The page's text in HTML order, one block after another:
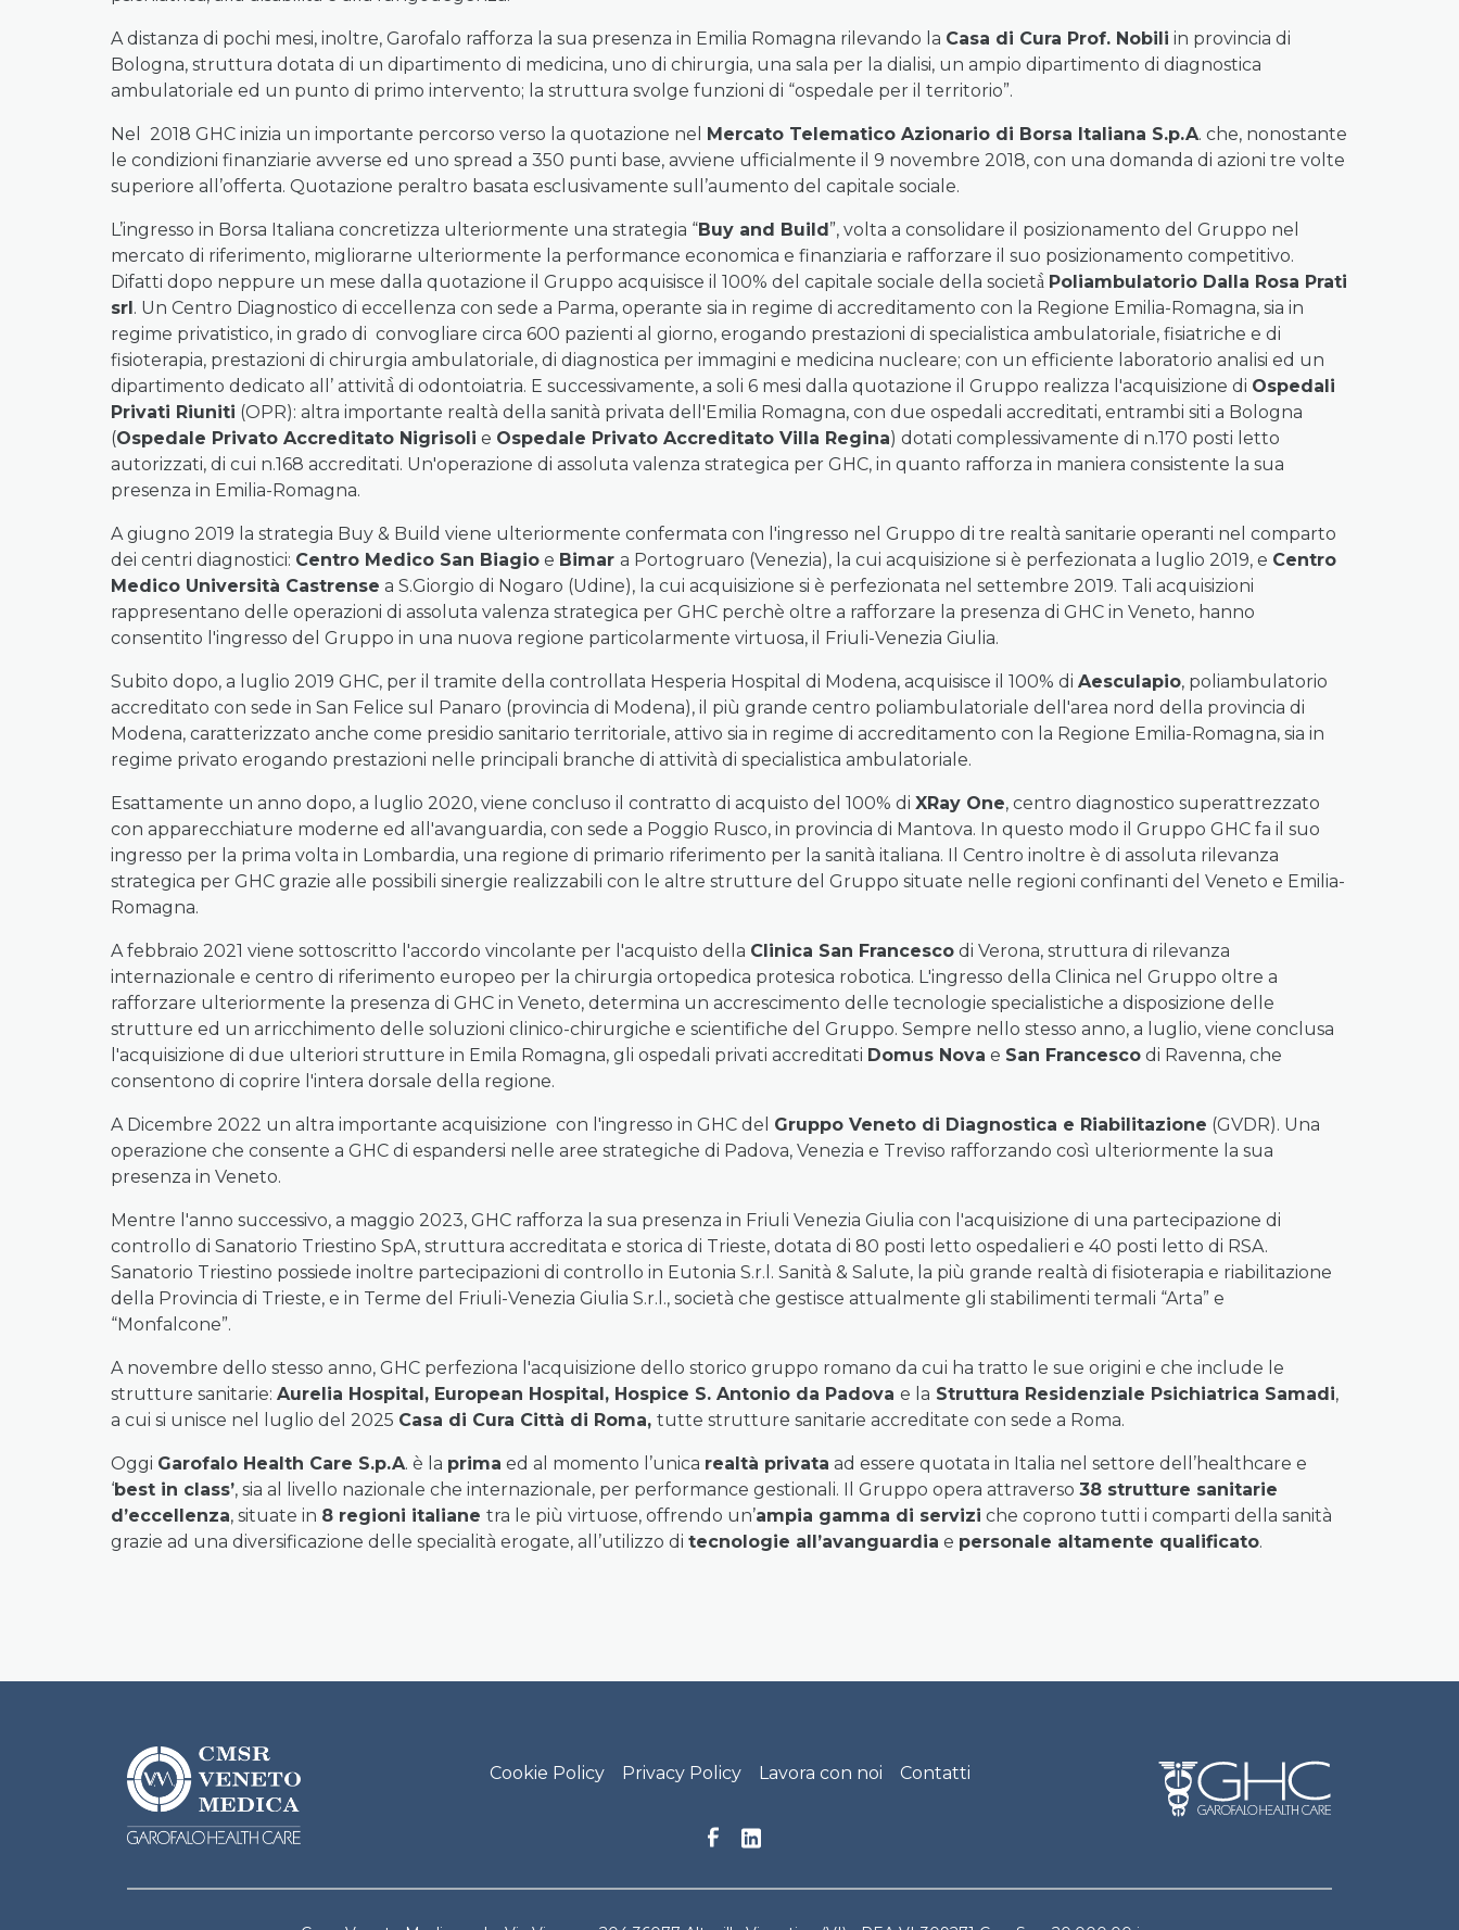
A distanza di pochi mesi, inoltre, Garofalo rafforza la sua presenza in Emilia Romagna rilevando la Casa di Cura Prof. Nobili in provincia di
Bologna, struttura dotata di un dipartimento di medicina, uno di chirurgia, una sala per la dialisi, un ampio dipartimento di diagnostica
ambulatoriale ed un punto di primo intervento; la struttura svolge funzioni di “ospedale per il territorio”.
Nel 2018 GHC inizia un importante percorso verso la quotazione nel Mercato Telematico Azionario di Borsa Italiana S.p.A. che, nonostante
le condizioni finanziarie avverse ed uno spread a 350 punti base, avviene ufficialmente il 9 novembre 2018, con una domanda di azioni tre volte
superiore all’offerta. Quotazione peraltro basata esclusivamente sull’aumento del capitale sociale.
L’ingresso in Borsa Italiana concretizza ulteriormente una strategia “Buy and Build”, volta a consolidare il posizionamento del Gruppo nel
mercato di riferimento, migliorarne ulteriormente la performance economica e finanziaria e rafforzare il suo posizionamento competitivo.
Difatti dopo neppure un mese dalla quotazione il Gruppo acquisisce il 100% del capitale sociale della società̀ Poliambulatorio Dalla Rosa Prati
srl. Un Centro Diagnostico di eccellenza con sede a Parma, operante sia in regime di accreditamento con la Regione Emilia-Romagna, sia in
regime privatistico, in grado di convogliare circa 600 pazienti al giorno, erogando prestazioni di specialistica ambulatoriale, fisiatriche e di
fisioterapia, prestazioni di chirurgia ambulatoriale, di diagnostica per immagini e medicina nucleare; con un efficiente laboratorio analisi ed un
dipartimento dedicato all’ attività̀ di odontoiatria. E successivamente, a soli 6 mesi dalla quotazione il Gruppo realizza l'acquisizione di Ospedali
Privati Riuniti (OPR): altra importante realtà della sanità privata dell'Emilia Romagna, con due ospedali accreditati, entrambi siti a Bologna
(Ospedale Privato Accreditato Nigrisoli e Ospedale Privato Accreditato Villa Regina) dotati complessivamente di n.170 posti letto
autorizzati, di cui n.168 accreditati. Un'operazione di assoluta valenza strategica per GHC, in quanto rafforza in maniera consistente la sua
presenza in Emilia-Romagna.
A giugno 2019 la strategia Buy & Build viene ulteriormente confermata con l'ingresso nel Gruppo di tre realtà sanitarie operanti nel comparto
dei centri diagnostici: Centro Medico San Biagio e Bimar a Portogruaro (Venezia), la cui acquisizione si è perfezionata a luglio 2019, e Centro
Medico Università Castrense a S.Giorgio di Nogaro (Udine), la cui acquisizione si è perfezionata nel settembre 2019. Tali acquisizioni
rappresentano delle operazioni di assoluta valenza strategica per GHC perchè oltre a rafforzare la presenza di GHC in Veneto, hanno
consentito l'ingresso del Gruppo in una nuova regione particolarmente virtuosa, il Friuli-Venezia Giulia.
Subito dopo, a luglio 2019 GHC, per il tramite della controllata Hesperia Hospital di Modena, acquisisce il 100% di Aesculapio, poliambulatorio
accreditato con sede in San Felice sul Panaro (provincia di Modena), il più grande centro poliambulatoriale dell'area nord della provincia di
Modena, caratterizzato anche come presidio sanitario territoriale, attivo sia in regime di accreditamento con la Regione Emilia-Romagna, sia in
regime privato erogando prestazioni nelle principali branche di attività di specialistica ambulatoriale.
Esattamente un anno dopo, a luglio 2020, viene concluso il contratto di acquisto del 100% di XRay One, centro diagnostico superattrezzato
con apparecchiature moderne ed all'avanguardia, con sede a Poggio Rusco, in provincia di Mantova. In questo modo il Gruppo GHC fa il suo
ingresso per la prima volta in Lombardia, una regione di primario riferimento per la sanità italiana. Il Centro inoltre è di assoluta rilevanza
strategica per GHC grazie alle possibili sinergie realizzabili con le altre strutture del Gruppo situate nelle regioni confinanti del Veneto e Emilia-
Romagna.
A febbraio 2021 viene sottoscritto l'accordo vincolante per l'acquisto della Clinica San Francesco di Verona, struttura di rilevanza
internazionale e centro di riferimento europeo per la chirurgia ortopedica protesica robotica. L'ingresso della Clinica nel Gruppo oltre a
rafforzare ulteriormente la presenza di GHC in Veneto, determina un accrescimento delle tecnologie specialistiche a disposizione delle
strutture ed un arricchimento delle soluzioni clinico-chirurgiche e scientifiche del Gruppo. Sempre nello stesso anno, a luglio, viene conclusa
l'acquisizione di due ulteriori strutture in Emila Romagna, gli ospedali privati accreditati Domus Nova e San Francesco di Ravenna, che
consentono di coprire l'intera dorsale della regione.
A Dicembre 2022 un altra importante acquisizione con l'ingresso in GHC del Gruppo Veneto di Diagnostica e Riabilitazione (GVDR). Una
operazione che consente a GHC di espandersi nelle aree strategiche di Padova, Venezia e Treviso rafforzando così ulteriormente la sua
presenza in Veneto.
Mentre l'anno successivo, a maggio 2023, GHC rafforza la sua presenza in Friuli Venezia Giulia con l'acquisizione di una partecipazione di
controllo di Sanatorio Triestino SpA, struttura accreditata e storica di Trieste, dotata di 80 posti letto ospedalieri e 40 posti letto di RSA.
Sanatorio Triestino possiede inoltre partecipazioni di controllo in Eutonia S.r.l. Sanità & Salute, la più grande realtà di fisioterapia e riabilitazione
della Provincia di Trieste, e in Terme del Friuli-Venezia Giulia S.r.l., società che gestisce attualmente gli stabilimenti termali “Arta” e
“Monfalcone”.
A novembre dello stesso anno, GHC perfeziona l'acquisizione dello storico gruppo romano da cui ha tratto le sue origini e che include le
strutture sanitarie: Aurelia Hospital, European Hospital, Hospice S. Antonio da Padova e la Struttura Residenziale Psichiatrica Samadi,
a cui si unisce nel luglio del 2025 Casa di Cura Città di Roma, tutte strutture sanitarie accreditate con sede a Roma.
Oggi Garofalo Health Care S.p.A. è la prima ed al momento l’unica realtà privata ad essere quotata in Italia nel settore dell’healthcare e
‘best in class’, sia al livello nazionale che internazionale, per performance gestionali. Il Gruppo opera attraverso 38 strutture sanitarie
d’eccellenza, situate in 8 regioni italiane tra le più virtuose, offrendo un’ampia gamma di servizi che coprono tutti i comparti della sanità
grazie ad una diversificazione delle specialità erogate, all’utilizzo di tecnologie all’avanguardia e personale altamente qualificato.
CMSR Footer MenuCookie Policy Privacy Policy Lavora con noi Contatti